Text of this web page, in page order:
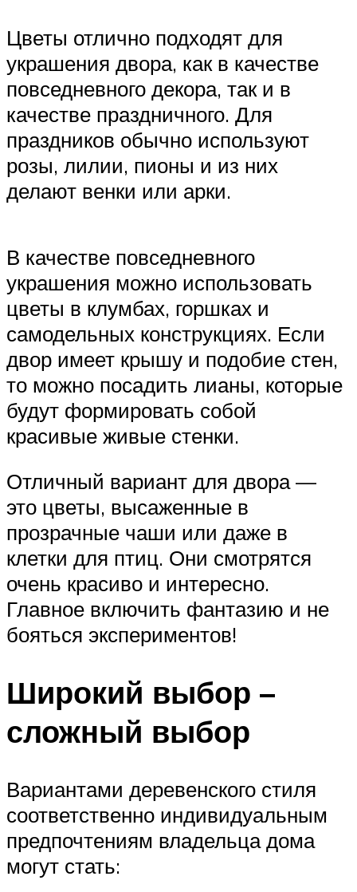
Цветы отлично подходят для
украшения двора, как в качестве
повседневного декора, так и в
качестве праздничного. Для
праздников обычно используют
розы, лилии, пионы и из них
делают венки или арки.
В качестве повседневного
украшения можно использовать
цветы в клумбах, горшках и
самодельных конструкциях. Если
двор имеет крышу и подобие стен,
то можно посадить лианы, которые
будут формировать собой
красивые живые стенки.
Отличный вариант для двора —
это цветы, высаженные в
прозрачные чаши или даже в
клетки для птиц. Они смотрятся
очень красиво и интересно.
Главное включить фантазию и не
бояться экспериментов!
Широкий выбор –
сложный выбор
Вариантами деревенского стиля
соответственно индивидуальным
предпочтениям владельца дома
могут стать: